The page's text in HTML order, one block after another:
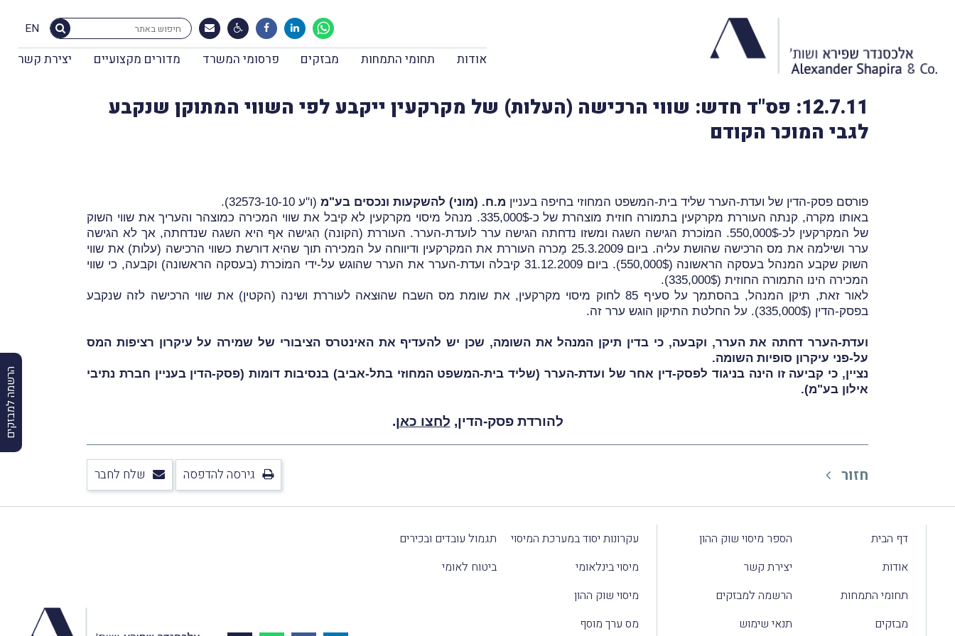
EN
אודות תחומי התמחות מבזקים פרסומי המשרד מדורים מקצועיים יצירת קשר
הרשמה למבזקים
12.7.11: פס"ד חדש: שווי הרכישה (העלות) של מקרקעין ייקבע לפי השווי המתוקן שנקבע
לגבי המוכר הקודם
פורסם פסק-הדין של ועדת-הערר שליד בית-המשפט המחוזי בחיפה בעניין מ.ח. (מוני) להשקעות ונכסים בע"מ (ו"ע 32573-10-10).
באותו מקרה, קנתה העוררת מקרקעין בתמורה חוזית מוצהרת של כ-335,000$. מנהל מיסוי מקרקעין לא קיבל את שווי המכירה כמוצהר והעריך את שווי השוק
של המקרקעין לכ-550,000$. המוֹכרת הגישה השגה ומשזו נדחתה הגישה ערר לועדת-הערר. העוררת (הקונה) הִגישה אף היא השגה שנדחתה, אך לא הגישה
ערר ושילמה את מס הרכישה שהושת עליה. ביום 25.3.2009 מָכרה העוררת את המקרקעין ודיווחה על המכירה תוך שהיא דורשת כשווי הרכישה (עלות) את שווי
השוק שקבע המנהל בעסקה הראשונה (550,000$). ביום 31.12.2009 קיבלה ועדת-הערר את הערר שהוגש על-ידי
המוֹכרת (בעסקה הראשונה) וקבעה, כי שווי
המכירה הינו התמורה החוזית (335,000$).
לאור זאת, תיקן המנהל, בהסתמך על סעיף 85 לחוק מיסוי מקרקעין, את שומת מס השבח שהוּצאה לעוררת ושינה (הקטין) את שווי הרכישה לזה שנקבע
בפסק-הדין (335,000$). על החלטת התיקון הוגש ערר זה.
ועדת-הערר דחתה את הערר, וקבעה, כי בדין תיקן המנהל את השומה, שכן יש להעדיף את האינטרס הציבורי של שמירה על עיקרון רציפות המס
על-פני עיקרון סופיות השומה.
נציין, כי קביעה זו הינה בניגוד לפסק-דין אחר של ועדת-הערר (שליד בית-המשפט המחוזי בתל-אביב) בנסיבות דומות (פסק-הדין בעניין חברת נתיבי
אילון בע"מ).
להורדת פסק-הדין, לחצו כאן.
חזור גירסה להדפסה שלח לחבר
דף הבית
אודות
תחומי התמחות
מבזקים
הספר מיסוי שוק ההון
יצירת קשר
הרשמה למבזקים
תנאי שימוש
עקרונות יסוד במערכת המיסוי
מיסוי בינלאומי
מיסוי שוק ההון
מס ערך מוסף
תגמול עובדים ובכירים
ביטוח לאומי